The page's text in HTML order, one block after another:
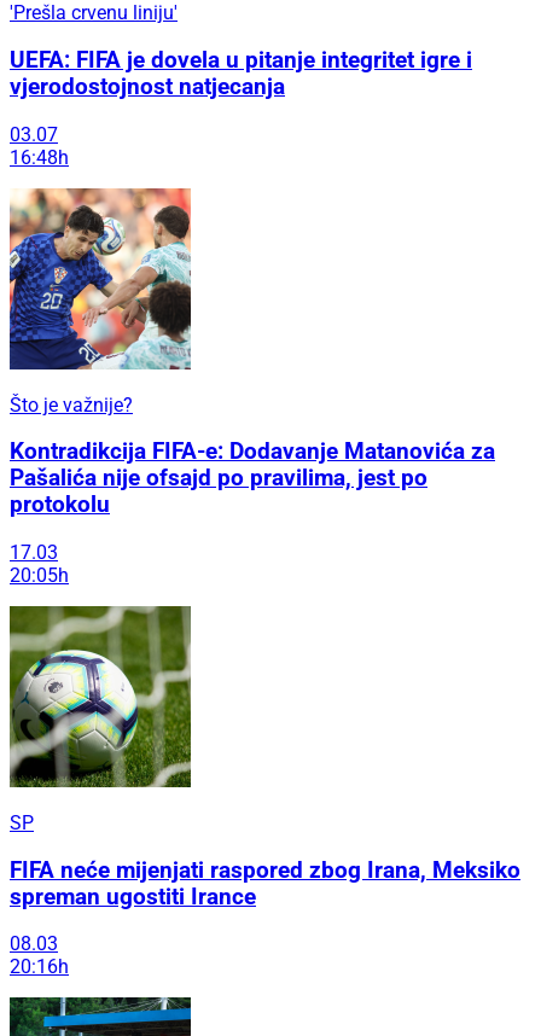
'Prešla crvenu liniju'
UEFA: FIFA je dovela u pitanje integritet igre i
vjerodostojnost natjecanja
03.07
16:48h
Što je važnije?
Kontradikcija FIFA-e: Dodavanje Matanovića za
Pašalića nije ofsajd po pravilima, jest po
protokolu
17.03
20:05h
SP
FIFA neće mijenjati raspored zbog Irana, Meksiko
spreman ugostiti Irance
08.03
20:16h